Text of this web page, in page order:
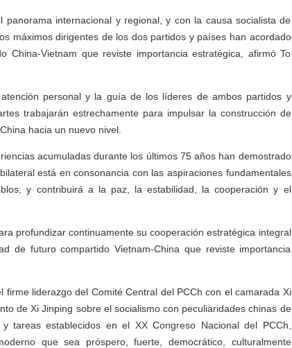
internacional y regional, y con la causa socialista de
máximos dirigentes de los dos partidos y países han acordado
China-Vietnam que reviste importancia estratégica, afirmó To
personal y la guía de los líderes de ambos partidos y
trabajarán estrechamente para impulsar la construcción de
hacia un nuevo nivel.
acumuladas durante los últimos 75 años han demostrado
está en consonancia con las aspiraciones fundamentales
y contribuirá a la paz, la estabilidad, la cooperación y el
profundizar continuamente su cooperación estratégica integral
de futuro compartido Vietnam-China que reviste importancia
liderazgo del Comité Central del PCCh con el camarada Xi
de Xi Jinping sobre el socialismo con peculiaridades chinas de
tareas establecidos en el XX Congreso Nacional del PCCh,
que sea próspero, fuerte, democrático, culturalmente